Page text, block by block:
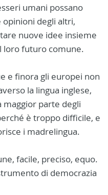
umani possano
degli altri,
nuove idee insieme
loro futuro comune.
e finora gli europei non
la lingua inglese,
maggior parte degli
è troppo difficile, e
i madrelingua.
facile, preciso, equo.
di democrazia